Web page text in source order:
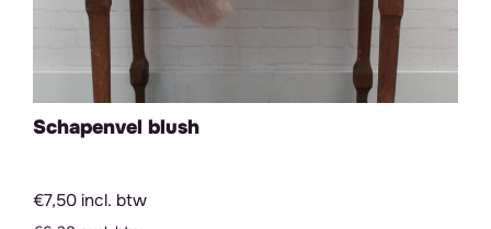
Schapenvel blush
€7,50 incl. btw